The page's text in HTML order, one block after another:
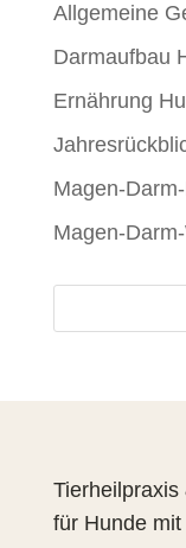
Allgemeine
Darmaufbau
Ernährung
Magen-
Magen-
Tierheilpraxis
für Hunde